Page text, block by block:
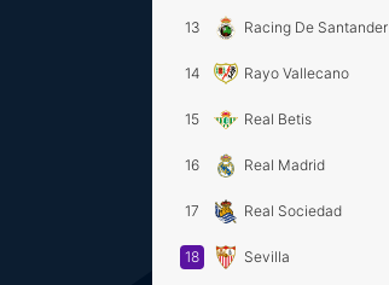
13 Racing De Santander
14 Rayo Vallecano
15 Real Betis
16 Real Madrid
17 Real Sociedad
18 Sevilla